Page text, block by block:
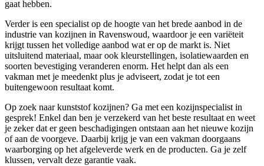
gaat hebben.
Verder is een specialist op de hoogte van het brede aanbod in de
industrie van kozijnen in Ravenswoud, waardoor je een variëteit
krijgt tussen het volledige aanbod wat er op de markt is. Niet
uitsluitend materiaal, maar ook kleurstellingen, isolatiewaarden en
soorten bevestiging veranderen enorm. Het helpt dan als een
vakman met je meedenkt plus je adviseert, zodat je tot een
buitengewoon resultaat komt.
Op zoek naar kunststof kozijnen? Ga met een kozijnspecialist in
gesprek! Enkel dan ben je verzekerd van het beste resultaat en weet
je zeker dat er geen beschadigingen ontstaan aan het nieuwe kozijn
of aan de voorgeve. Daarbij krijg je van een vakman doorgaans
waarborging op het afgeleverde werk en de producten. Ga je zelf
klussen, vervalt deze garantie vaak.